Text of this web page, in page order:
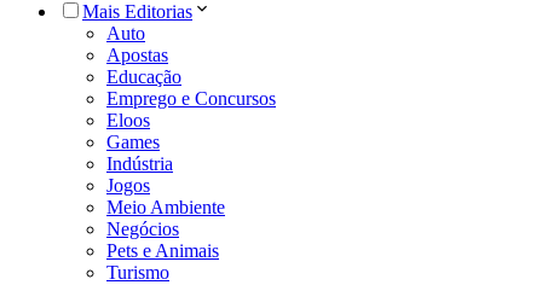
Mais Editorias
Auto
Apostas
Educação
Emprego e Concursos
Eloos
Games
Indústria
Jogos
Meio Ambiente
Negócios
Pets e Animais
Turismo